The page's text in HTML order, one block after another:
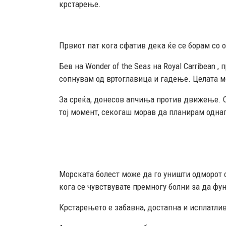
крстарење.
Првиот пат кога сфатив дека ќе се борам
Бев на Wonder of the Seas на Royal Carribean
сопнувам од вртоглавица и гадење. Целата
За среќа, донесов апчиња против движење.
тој момент, секогаш морав да планирам
Морската болест може да го уништи одморот
кога се чувствувате премногу болни за да
Крстарењето е забавна, достапна и